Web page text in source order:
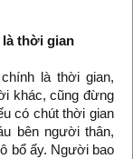
thời gian
là thời gian,
khác, cũng đừng
có chút thời gian
bên người thân,
bổ ấy. Người bao